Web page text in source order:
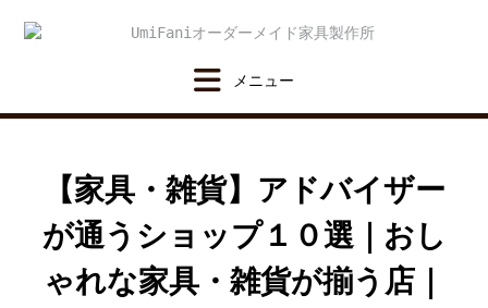
【家具・雑貨】アドバイザー
が通うショップ１０選｜おし
ゃれな家具・雑貨が揃う店｜